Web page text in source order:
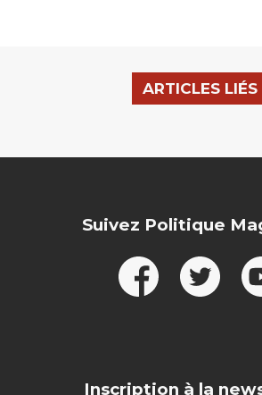
ARTICLES LIÉS
Suivez Politique
Inscription à la